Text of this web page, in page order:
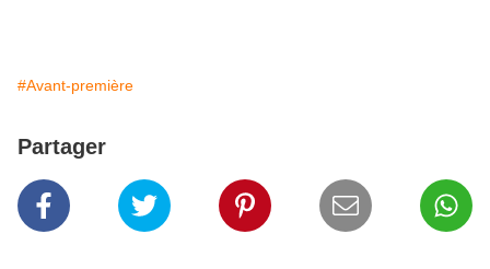
#Avant-première
Partager